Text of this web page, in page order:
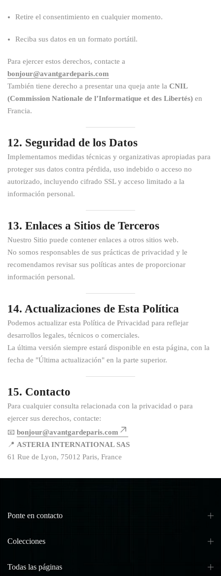
Retire el consentimiento en cualquier momento.
Reciba sus datos en un formato portátil.
Para ejercer estos derechos, contacte a
bonjour@avantgardeparis.com
También tiene derecho a presentar una queja ante la CNIL
(Commission Nationale de l’Informatique et des Libertés) en
Francia.
12. Seguridad de los Datos
Implementamos medidas técnicas y organizativas apropiadas para
proteger sus datos contra pérdida, uso indebido o acceso no
autorizado, incluyendo cifrado SSL y acceso limitado a la
información personal.
13. Enlaces a Sitios de Terceros
Nuestro Sitio puede contener enlaces a otros sitios web.
No somos responsables de sus prácticas de privacidad y le
recomendamos revisar sus políticas antes de proporcionar
información personal.
14. Actualizaciones de Esta Política
Podemos actualizar esta Política de Privacidad para reflejar
desarrollos legales, técnicos o comerciales.
La última versión siempre estará disponible en esta página, con la
fecha de "Última actualización" en la parte superior.
15. Contacto
Para cualquier consulta relacionada con la privacidad o para
ejercer sus derechos, contacte:
📧 bonjour@avantgardeparis.com
📍 ASTERIA INTERNATIONAL SAS
61 Rue de Lyon, 75012 Paris, France
Ponte en contacto
Colecciones
Todas las páginas